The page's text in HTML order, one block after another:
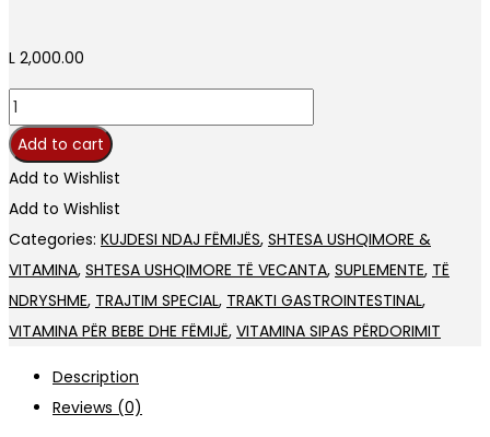
L 2,000.00
No
Nausea
x14
Add to cart
Add to Wishlist
Add to Wishlist
Categories: KUJDESI NDAJ FËMIJËS, SHTESA USHQIMORE &
VITAMINA, SHTESA USHQIMORE TË VECANTA, SUPLEMENTE, TË
NDRYSHME, TRAJTIM SPECIAL, TRAKTI GASTROINTESTINAL,
VITAMINA PËR BEBE DHE FËMIJË, VITAMINA SIPAS PËRDORIMIT
Description
Reviews (0)